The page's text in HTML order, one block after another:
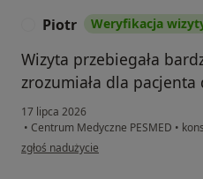
Piotr Weryfikacja
Wizyta przebiegała
zrozumiała dla pacjenta
17 lipca 2026
• Centrum Medyczne PESMED •
w opinii użytkownika Piotr
zgłoś nadużycie